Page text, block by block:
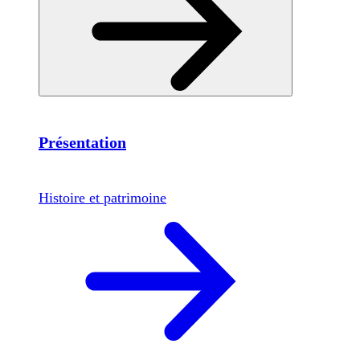
Présentation
Histoire et patrimoine